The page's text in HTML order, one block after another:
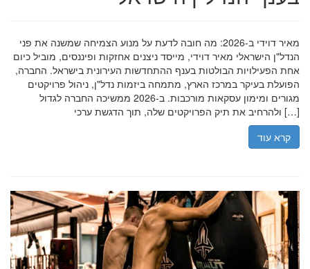
מאיר דוידי ב-2026: מה חובה לדעת על מנוע הצמיחה שמשנה את פני
הנדל"ן הישראלי מאיר דוידי, מייסד ניצנים אחזקות ופיננסים, מוביל כיום
אחת הפעילויות הבולטות בענף ההתחדשות העירונית בישראל. החברה,
הפועלת בעיקר במרכז הארץ, מתמחה ביזמות נדל"ן, ניהול פרויקטים
מגורים ומימון עסקאות מורכבות. ב-2026 ממשיכה החברה לגדול
ולהרחיב את תיק הפרויקטים שלה, תוך הדגשת ערכי […]
קרא עוד